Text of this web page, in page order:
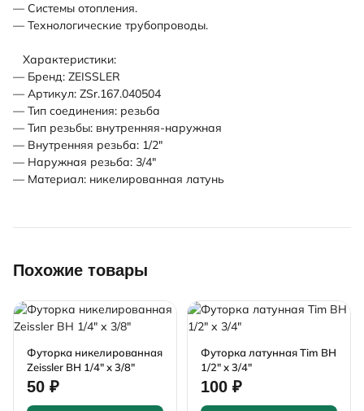
— Системы отопления.
— Технологические трубопроводы.
Характеристики:
— Бренд: ZEISSLER
— Артикул: ZSr.167.040504
— Тип соединения: резьба
— Тип резьбы: внутренняя-наружная
— Внутренняя резьба: 1/2"
— Наружная резьба: 3/4"
— Материал: никелированная латунь
Похожие товары
Футорка никелированная
Zeissler ВН 1/4" х 3/8"
50 ₽
Футорка латунная Tim ВН
1/2" х 3/4"
100 ₽